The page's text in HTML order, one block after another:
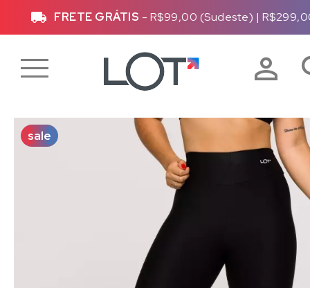
Até10x sem jurosou10% de desconto
sale